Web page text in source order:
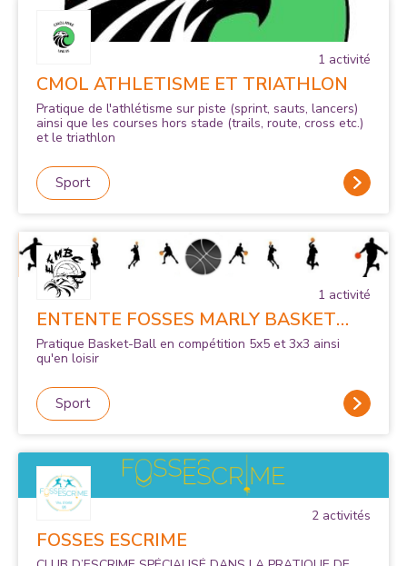
1 activité
CMOL ATHLETISME ET TRIATHLON
Pratique de l'athlétisme sur piste (sprint, sauts, lancers)
ainsi que les courses hors stade (trails, route, cross etc.)
et le triathlon
Sport
1 activité
ENTENTE FOSSES MARLY BASKET
CLUB
Pratique Basket-Ball en compétition 5x5 et 3x3 ainsi
qu'en loisir
Sport
2 activités
FOSSES ESCRIME